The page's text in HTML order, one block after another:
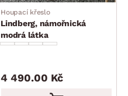
Houpací křeslo
Lindberg, námořnická
modrá látka
4 490.00 Kč